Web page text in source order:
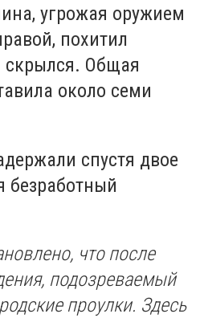
угрожая оружием
похитил
скрылся. Общая
около семи
спустя двое
безработный
что после
подозреваемый
проулки. Здесь